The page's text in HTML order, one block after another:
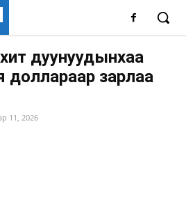
дуунуудынхаа
доллараар зарлаа
11, 2026